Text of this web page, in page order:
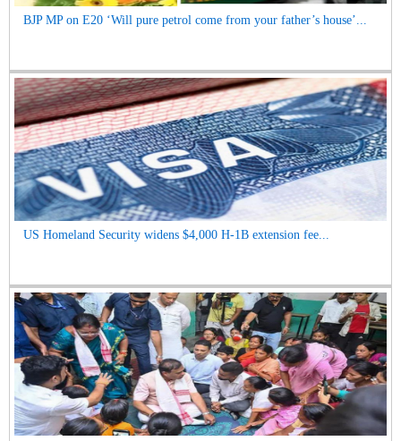
BJP MP on E20 ‘Will pure petrol come from your father’s house’...
US Homeland Security widens $4,000 H-1B extension fee...